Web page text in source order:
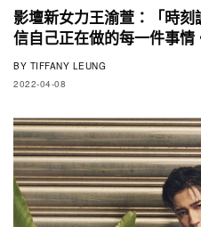
影壇新女力王渝萱：「時
信自己正在做的每一件事情
BY TIFFANY LEUNG
2022-04-08